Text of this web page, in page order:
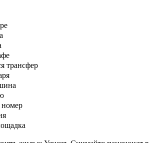
трансфер
номер